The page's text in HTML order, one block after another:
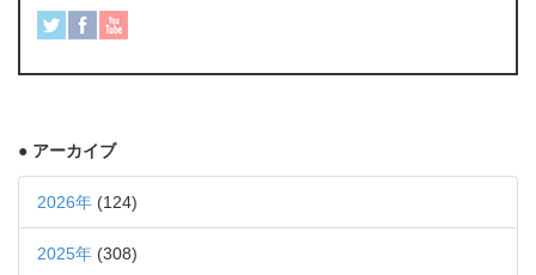
● アーカイブ
2026年 (124)
2025年 (308)